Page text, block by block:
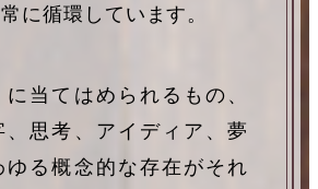
に循環しています。
当てはめられるもの、
、思考、アイディア、夢
ゆる概念的な存在がそれ